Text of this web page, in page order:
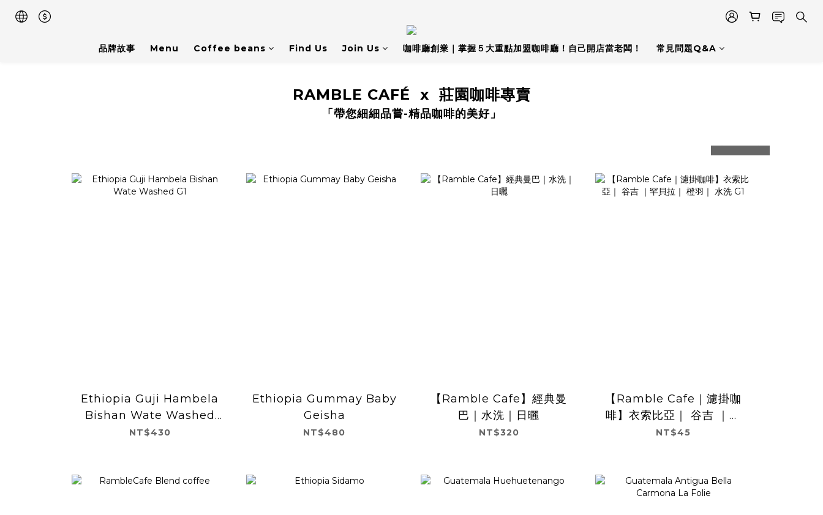
品牌故事 Menu Coffee beans Find Us Join Us 咖啡廳創業｜掌握５大重點加盟咖啡廳！自己開店當老闆！ 常見問題Q&A
RAMBLE CAFÉ x 莊園咖啡專賣
「帶您細細品嘗-精品咖啡的美好」
prev next
Ethiopia Guji Hambela
Bishan Wate Washed
G1
NT$430
Ethiopia Gummay Baby
Geisha
NT$480
【Ramble Cafe】經典曼
巴｜水洗｜日曬
NT$320
【Ramble Cafe｜濾掛咖
啡】衣索比亞｜ 谷吉 ｜罕
貝拉｜ 橙羽｜ 水洗 G1
NT$45